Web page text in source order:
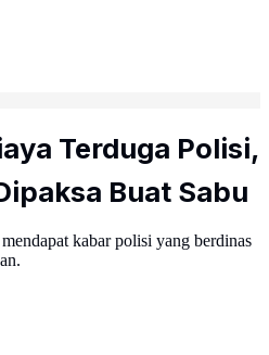
Terduga Polisi,
Buat Sabu
kabar polisi yang berdinas